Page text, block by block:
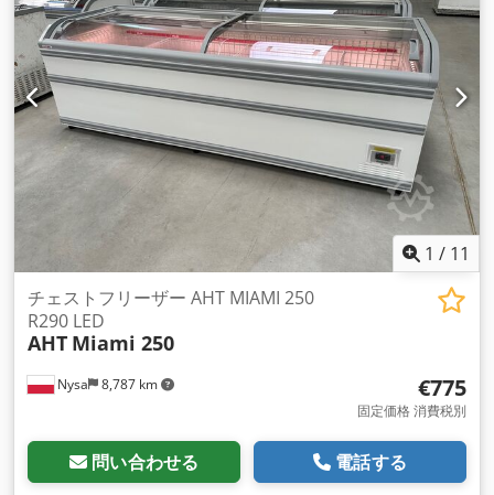
1 / 11
Nysa 8,787 km
チェストフリーザー AHT MIAMI 250
R290 LED
AHT Miami 250
€775
固定価格 消費税別
問い合わせる 電話する